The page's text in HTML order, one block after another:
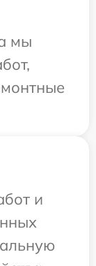
мы
и